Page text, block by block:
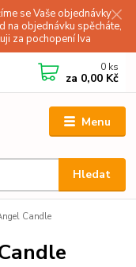
se Vaše objednávky
na objednávku spěcháte,
za pochopení Iva
Menu
Hledat
0 ks
za 0,00 Kč
Candle